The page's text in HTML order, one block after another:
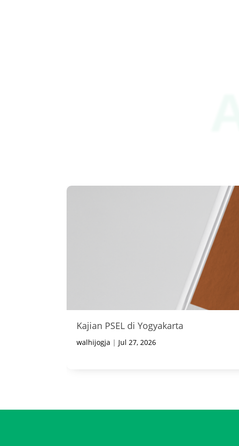
Kajian PSEL di Yogyakarta
walhijogja | Jul 27, 2026